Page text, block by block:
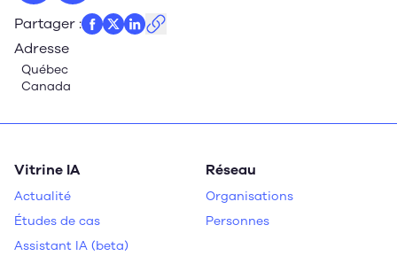
Partager :
Adresse
Québec
Canada
Vitrine IA
Actualité
Études de cas
Assistant IA (beta)
Réseau
Organisations
Personnes